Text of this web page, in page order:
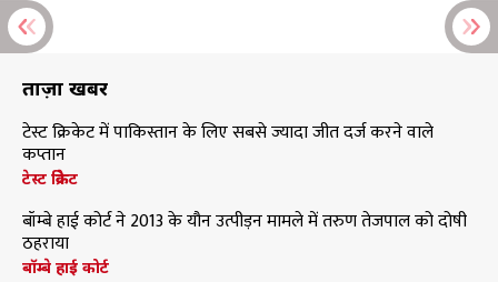
ताज़ा खबरें
टेस्ट क्रिकेट में पाकिस्तान के लिए सबसे ज्यादा जीत दर्ज करने वाले
कप्तान
टेस्ट क्रिकेट
बॉम्बे हाई कोर्ट ने 2013 के यौन उत्पीड़न मामले में तरुण तेजपाल को दोषी
ठहराया
बॉम्बे हाई कोर्ट